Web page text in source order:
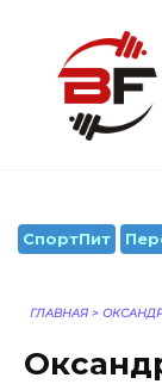
содержанию
СпортПит
ГЛАВНАЯ >